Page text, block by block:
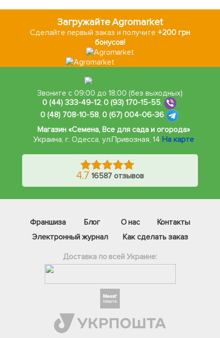
Загружайте Agromarket
Сделайте первый заказ и получите +200 грн
бонусов!
Звоните с 09:00 до 18:00 (без выходных)
0 (44) 333-49-12,0 (93) 170-15-55,
0 (48) 708-10-58, 0 (67) 004-06-36
Магазин «Семена, Все для сада и огорода»
Украина, г. Одесса, ул.Привозная, 14 На карте
4.7 16587 отзывов
Франшиза Блог О нас
Контакты
Электронный журнал
Как сделать заказ
Доставка по всей Украине:
Інстаграм